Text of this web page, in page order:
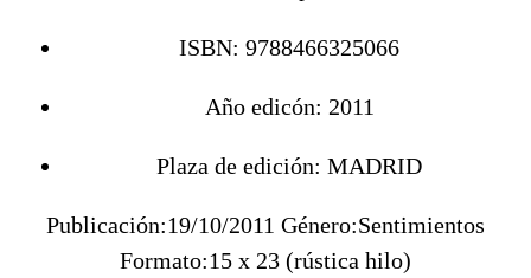
ISBN: 9788466325066
Año edicón: 2011
Plaza de edición: MADRID
Publicación:19/10/2011 Género:Sentimientos
Formato:15 x 23 (rústica hilo)